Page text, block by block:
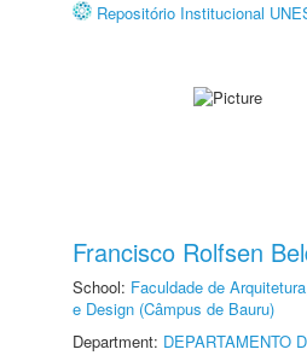
Repositório Institucional
Francisco Rolfsen
School: Faculdade de
e Design (Câmpus de Bauru)
Department: DEPARTAMENTO